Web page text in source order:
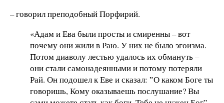
– говорил преподобный Порфирий.
«Адам и Ева были просты и смиренны – вот
почему они жили в Раю. У них не было эгоизма.
Потом диаволу лестью удалось их обмануть –
они стали самонадеянными и потому потеряли
Рай. Он подошел к Еве и сказал: ‟О каком Боге ты
говоришь, Кому оказываешь послушание? Вы